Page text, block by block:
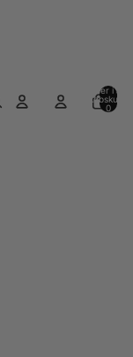
Varer i alt i
0